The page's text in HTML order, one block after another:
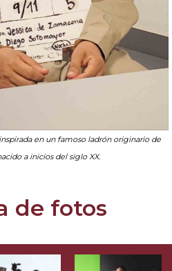
en un famoso ladrón originario de
a inicios del siglo XX.
de fotos